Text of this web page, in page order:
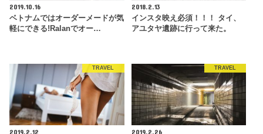
2019.10.16
ベトナムではオーダーメードが気
軽にできる!Ralanでオー…
2018.2.13
インスタ映え必須！！！ タイ、
アユタヤ遺跡に行って来た。
TRAVEL
2019.2.12
TRAVEL
2019.2.26